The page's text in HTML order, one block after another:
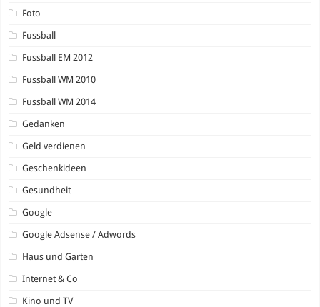
Foto
Fussball
Fussball EM 2012
Fussball WM 2010
Fussball WM 2014
Gedanken
Geld verdienen
Geschenkideen
Gesundheit
Google
Google Adsense / Adwords
Haus und Garten
Internet & Co
Kino und TV